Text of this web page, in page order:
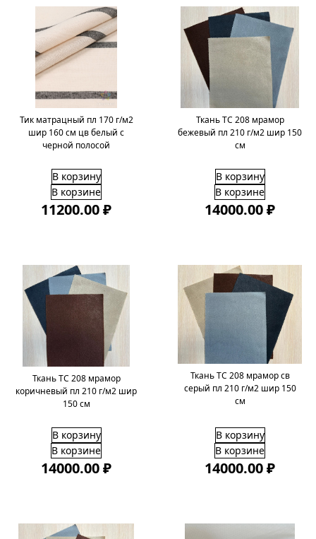
Тик матрацный пл 170 г/м2
шир 160 см цв белый с
черной полосой
В корзину
В корзине
11200.00 ₽
Ткань ТС 208 мрамор
бежевый пл 210 г/м2 шир 150
см
В корзину
В корзине
14000.00 ₽
Ткань ТС 208 мрамор
коричневый пл 210 г/м2 шир
150 см
В корзину
В корзине
14000.00 ₽
Ткань ТС 208 мрамор св
серый пл 210 г/м2 шир 150
см
В корзину
В корзине
14000.00 ₽